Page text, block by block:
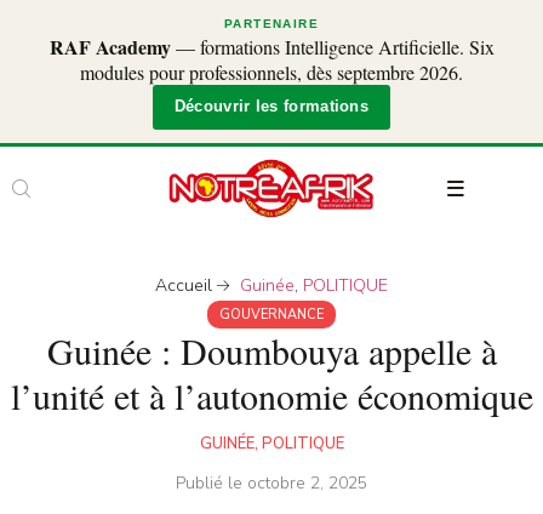
PARTENAIRE
RAF Academy— formations Intelligence Artificielle. Six
modules pour professionnels, dès septembre 2026.
Découvrir les formations
Accueil Guinée, POLITIQUE
GOUVERNANCE
Guinée : Doumbouya appelle à
l’unité et à l’autonomie économique
GUINÉE, POLITIQUE
Publié le octobre 2, 2025